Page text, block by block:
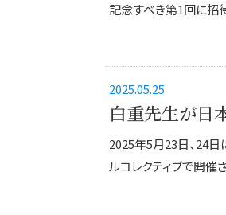
記念すべき第1回に招
2025.05.25
白重先生が日
2025年5月23日、24
ルコレクティブで開催